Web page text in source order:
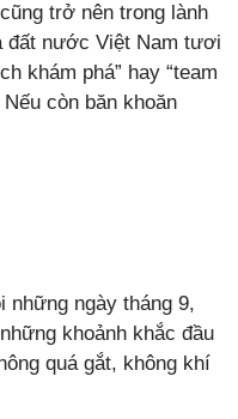
trở nên trong lành
đất nước Việt Nam tươi
khám phá” hay “team
còn băn khoăn
những ngày tháng 9,
khoảnh khắc đầu
quá gắt, không khí